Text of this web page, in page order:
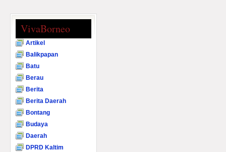
VivaBorneo
Artikel
Balikpapan
Batu
Berau
Berita
Berita Daerah
Bontang
Budaya
Daerah
DPRD Kaltim